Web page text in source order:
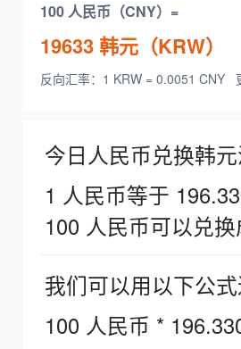
100 人民币（CNY）=
19633韩元（KRW）
反向汇率：1 KRW = 0.0051 CNY
今日人民币兑换韩元
1 人民币等于
100 人民币可以兑换
我们可以用以下公式
100 人民币 *